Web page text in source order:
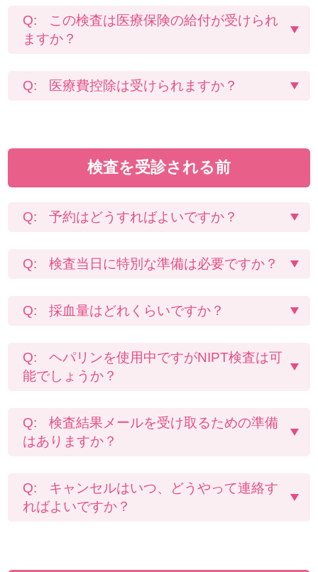
この検査は医療保険の給付が受けられ
ますか？
医療費控除は受けられますか？
検査を受診される前
予約はどうすればよいですか？
検査当日に特別な準備は必要ですか？
採血量はどれくらいですか？
ヘパリンを使用中ですがNIPT検査は可
能でしょうか？
検査結果メールを受け取るための準備
はありますか？
キャンセルはいつ、どうやって連絡す
ればよいですか？